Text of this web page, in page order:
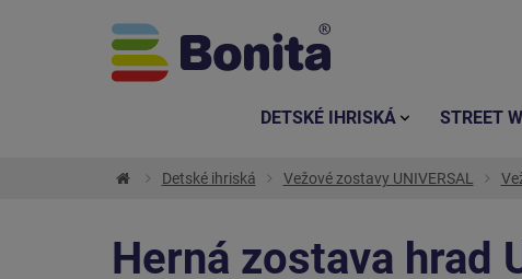
Detské ihriská Vežové zostavy UNIVERSAL
Herná zostava hrad
DETSKÉ IHRISKÁ STREET